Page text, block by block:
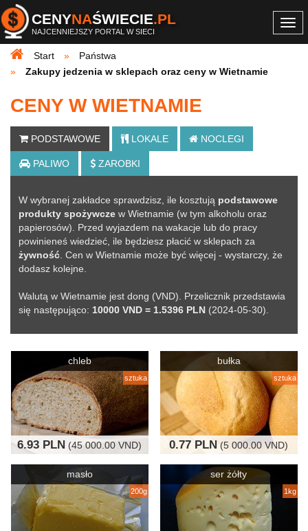
CENYNAŚWIECIE.PL
NAJCENNIEJSZY PORTAL W SIECI
Start
Państwa
Zakupy jedzenia w sklepach oraz ceny w Wietnamie
CENY W WIETNAMIE
PODSTAWOWE LOKALE NOCLEGI
PALIWO ZAROBKI
W wybranej zakładce sprawdzisz, ile kosztują podstawowe
produkty spożywcze w Wietnamie (w tym alkoholu oraz
papierosów). Przed wyjazdem na wakacje lub do pracy
powinieneś wiedzieć, ile będziesz płacić w sklepach za
żywność . Cen w Wietnamie może być więcej - wystarczy, że
dodasz kolejne
Walutą w Wietnamie jest dong (VND). Przelicznik przedstawia
się następująco: 10000 VND = 1.5396 PLN (2024-05-30).
chleb
sztuka
6.93 PLN (45 000.00 VND)
bułka
sztuka
0.77 PLN (5 000.00 VND)
masło
200g
ser żółty
1kg